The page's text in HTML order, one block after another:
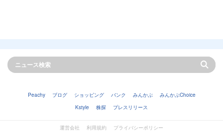
Peachy ブログ ショッピング バンク みんかぶ
みんかぶChoice
Kstyle
株探 プレスリリース
運営会社 利用規約 プライバシーポリシー